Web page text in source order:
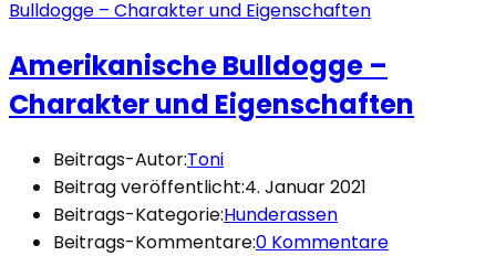
Amerikanische Bulldogge –
Charakter und Eigenschaften
Beitrags-Autor:Toni
Beitrag veröffentlicht:4. Januar 2021
Beitrags-Kategorie:Hunderassen
Beitrags-Kommentare:0 Kommentare